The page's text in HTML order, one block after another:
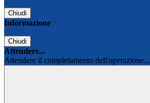
Chiudi
Informazione
Chiudi
Attendere...
Attendere il completamento dell'operazione...